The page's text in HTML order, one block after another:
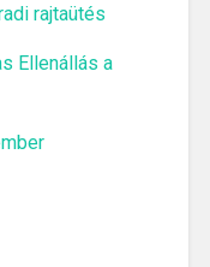
rajtaütés
Ellenállás a